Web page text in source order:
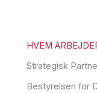
HVEM
Strategisk
Bestyrelsen for